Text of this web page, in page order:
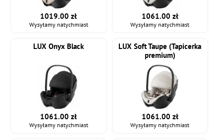
1019.00 zł
Wysyłamy natychmiast
1061.00 zł
Wysyłamy natychmiast
LUX Onyx Black
1061.00 zł
Wysyłamy natychmiast
LUX Soft Taupe (Tapicerka
premium)
1061.00 zł
Wysyłamy natychmiast